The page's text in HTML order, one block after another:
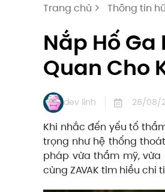
Trang chủ Thông tin
Nắp Hố
Quan Cho
dev linh 28/08/
Khi nhắc đến yếu tố
trọng như hệ thống
pháp vừa thẩm mỹ,
cùng ZAVAK tìm hiểu